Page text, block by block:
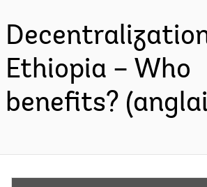
Ethiopia – Who
benefits?